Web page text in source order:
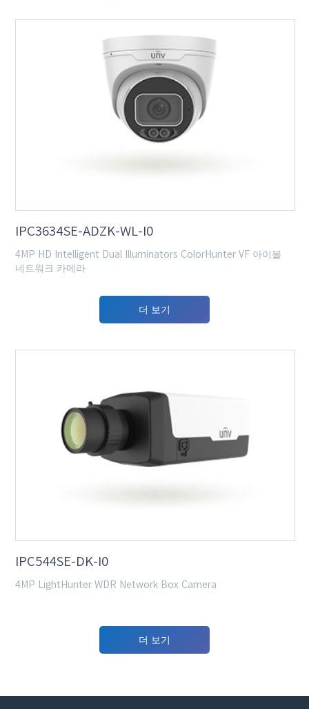
IPC3634SE-ADZK-WL-I0
4MP HD Intelligent Dual Illuminators ColorHunter VF 아이볼
네트워크 카메라
더 보기
IPC544SE-DK-I0
4MP LightHunter WDR Network Box Camera
더 보기